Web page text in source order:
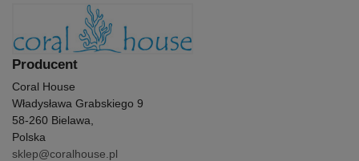
Producent
Coral House
Władysława Grabskiego 9
58-260 Bielawa,
Polska
sklep@coralhouse.pl